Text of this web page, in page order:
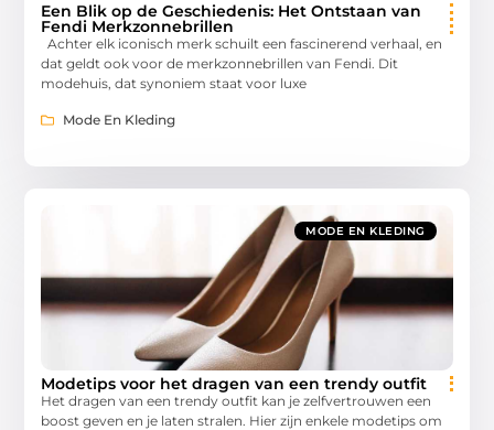
Een Blik op de Geschiedenis: Het Ontstaan van
Fendi Merkzonnebrillen
Achter elk iconisch merk schuilt een fascinerend verhaal, en
dat geldt ook voor de merkzonnebrillen van Fendi. Dit
modehuis, dat synoniem staat voor luxe
Mode En Kleding
MODE EN KLEDING
Modetips voor het dragen van een trendy outfit
Het dragen van een trendy outfit kan je zelfvertrouwen een
boost geven en je laten stralen. Hier zijn enkele modetips om